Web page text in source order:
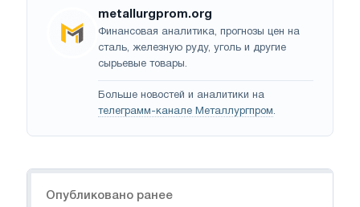
metallurgprom.org
Финансовая аналитика, прогнозы цен на
сталь, железную руду, уголь и другие
сырьевые товары.
Больше новостей и аналитики на
телеграмм-канале Металлургпром.
Опубликовано ранее